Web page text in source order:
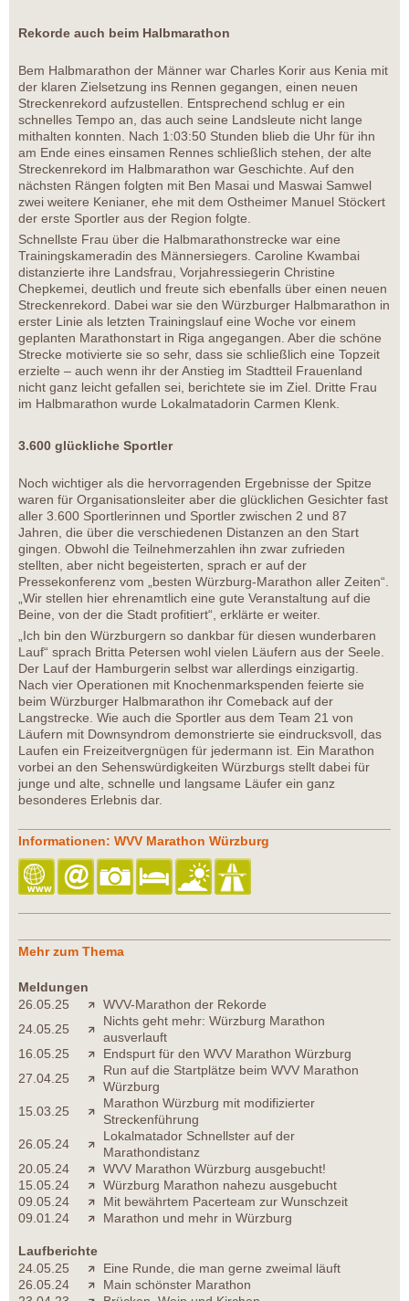
Rekorde auch beim Halbmarathon
Bem Halbmarathon der Männer war Charles Korir aus Kenia mit
der klaren Zielsetzung ins Rennen gegangen, einen neuen
Streckenrekord aufzustellen. Entsprechend schlug er ein
schnelles Tempo an, das auch seine Landsleute nicht lange
mithalten konnten. Nach 1:03:50 Stunden blieb die Uhr für ihn
am Ende eines einsamen Rennes schließlich stehen, der alte
Streckenrekord im Halbmarathon war Geschichte. Auf den
nächsten Rängen folgten mit Ben Masai und Maswai Samwel
zwei weitere Kenianer, ehe mit dem Ostheimer Manuel Stöckert
der erste Sportler aus der Region folgte.
Schnellste Frau über die Halbmarathonstrecke war eine
Trainingskameradin des Männersiegers. Caroline Kwambai
distanzierte ihre Landsfrau, Vorjahressiegerin Christine
Chepkemei, deutlich und freute sich ebenfalls über einen neuen
Streckenrekord. Dabei war sie den Würzburger Halbmarathon in
erster Linie als letzten Trainingslauf eine Woche vor einem
geplanten Marathonstart in Riga angegangen. Aber die schöne
Strecke motivierte sie so sehr, dass sie schließlich eine Topzeit
erzielte – auch wenn ihr der Anstieg im Stadtteil Frauenland
nicht ganz leicht gefallen sei, berichtete sie im Ziel. Dritte Frau
im Halbmarathon wurde Lokalmatadorin Carmen Klenk.
3.600 glückliche Sportler
Noch wichtiger als die hervorragenden Ergebnisse der Spitze
waren für Organisationsleiter aber die glücklichen Gesichter fast
aller 3.600 Sportlerinnen und Sportler zwischen 2 und 87
Jahren, die über die verschiedenen Distanzen an den Start
gingen. Obwohl die Teilnehmerzahlen ihn zwar zufrieden
stellten, aber nicht begeisterten, sprach er auf der
Pressekonferenz vom „besten Würzburg-Marathon aller Zeiten“.
„Wir stellen hier ehrenamtlich eine gute Veranstaltung auf die
Beine, von der die Stadt profitiert“, erklärte er weiter.
„Ich bin den Würzburgern so dankbar für diesen wunderbaren
Lauf“ sprach Britta Petersen wohl vielen Läufern aus der Seele.
Der Lauf der Hamburgerin selbst war allerdings einzigartig.
Nach vier Operationen mit Knochenmarkspenden feierte sie
beim Würzburger Halbmarathon ihr Comeback auf der
Langstrecke. Wie auch die Sportler aus dem Team 21 von
Läufern mit Downsyndrom demonstrierte sie eindrucksvoll, das
Laufen ein Freizeitvergnügen für jedermann ist. Ein Marathon
vorbei an den Sehenswürdigkeiten Würzburgs stellt dabei für
junge und alte, schnelle und langsame Läufer ein ganz
besonderes Erlebnis dar.
Informationen: WVV Marathon Würzburg
Mehr zum Thema
Meldungen
26.05.25
WVV-Marathon der Rekorde
24.05.25
Nichts geht mehr: Würzburg Marathon
ausverlauft
16.05.25
Endspurt für den WVV Marathon Würzburg
27.04.25
Run auf die Startplätze beim WVV Marathon
Würzburg
15.03.25
Marathon Würzburg mit modifizierter
Streckenführung
26.05.24
Lokalmatador Schnellster auf der
Marathondistanz
20.05.24
WVV Marathon Würzburg ausgebucht!
15.05.24
Würzburg Marathon nahezu ausgebucht
09.05.24
Mit bewährtem Pacerteam zur Wunschzeit
09.01.24
Marathon und mehr in Würzburg
Laufberichte
24.05.25
Eine Runde, die man gerne zweimal läuft
26.05.24
Main schönster Marathon